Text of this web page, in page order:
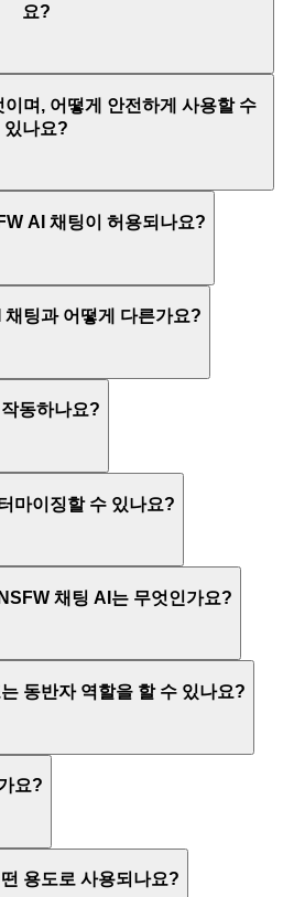
요?
며, 어떻게 안전하게 사용할 수
있나요?
AI 채팅이 허용되나요?
팅과 어떻게 다른가요?
동하나요?
마이징할 수 있나요?
채팅 AI는 무엇인가요?
동반자 역할을 할 수 있나요?
요?
용도로 사용되나요?